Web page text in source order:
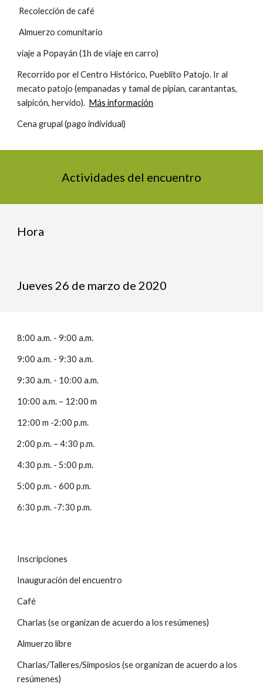
Recolección de café
Almuerzo comunitario
viaje a Popayán (1h de viaje en carro)
Recorrido por el Centro Histórico, Pueblito Patojo. Ir al
mecato patojo (empanadas y tamal de pipian, carantantas,
salpicón, hervido). Más información
Cena grupal (pago individual)
Actividades del encuentro
Hora
Jueves 26 de marzo de 2020
8:00 a.m. - 9:00 a.m.
9:00 a.m. - 9:30 a.m.
9:30 a.m. - 10:00 a.m.
10:00 a.m. – 12:00 m
12:00 m -2:00 p.m.
2:00 p.m. – 4:30 p.m.
4:30 p.m. - 5:00 p.m.
5:00 p.m. - 600 p.m.
6:30 p.m. -7:30 p.m.
Inscripciones
Inauguración del encuentro
Café
Charlas (se organizan de acuerdo a los resúmenes)
Almuerzo libre
Charlas/Talleres/Simposios (se organizan de acuerdo a los
resúmenes)